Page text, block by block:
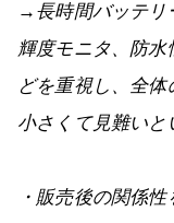
→長時間バッテリ
輝度モニタ、防
どを重視し、全体
小さくて見難いと
・販売後の関係